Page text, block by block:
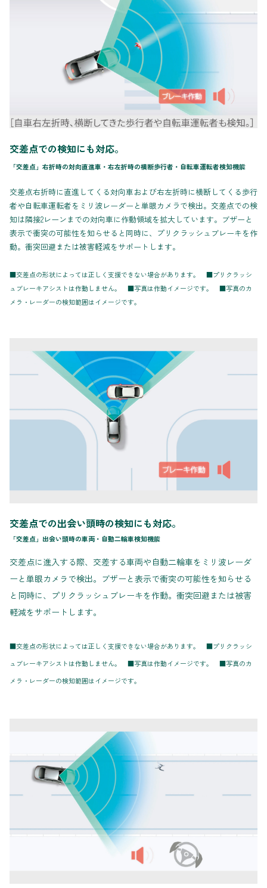
交差点での検知にも対応。
「交差点」右折時の対向直進車・右左折時の横断歩行者・自転車運転者検知機能
交差点右折時に直進してくる対向車および右左折時に横断してくる歩行
者や自転車運転者をミリ波レーダーと単眼カメラで検出。交差点での検
知は隣接2レーンまでの対向車に作動領域を拡大しています。ブザーと
表示で衝突の可能性を知らせると同時に、プリクラッシュブレーキを作
動。衝突回避または被害軽減をサポートします。
■交差点の形状によっては正しく支援できない場合があります。 ■プリクラッシ
ュブレーキアシストは作動しません。 ■写真は作動イメージです。 ■写真のカ
メラ・レーダーの検知範囲はイメージです。
交差点での出会い頭時の検知にも対応。
「交差点」出会い頭時の車両・自動二輪車検知機能
交差点に進入する際、交差する車両や自動二輪車をミリ波レーダ
ーと単眼カメラで検出。ブザーと表示で衝突の可能性を知らせる
と同時に、プリクラッシュブレーキを作動。衝突回避または被害
軽減をサポートします。
■交差点の形状によっては正しく支援できない場合があります。 ■プリクラッシ
ュブレーキアシストは作動しません。 ■写真は作動イメージです。 ■写真のカ
メラ・レーダーの検知範囲はイメージです。